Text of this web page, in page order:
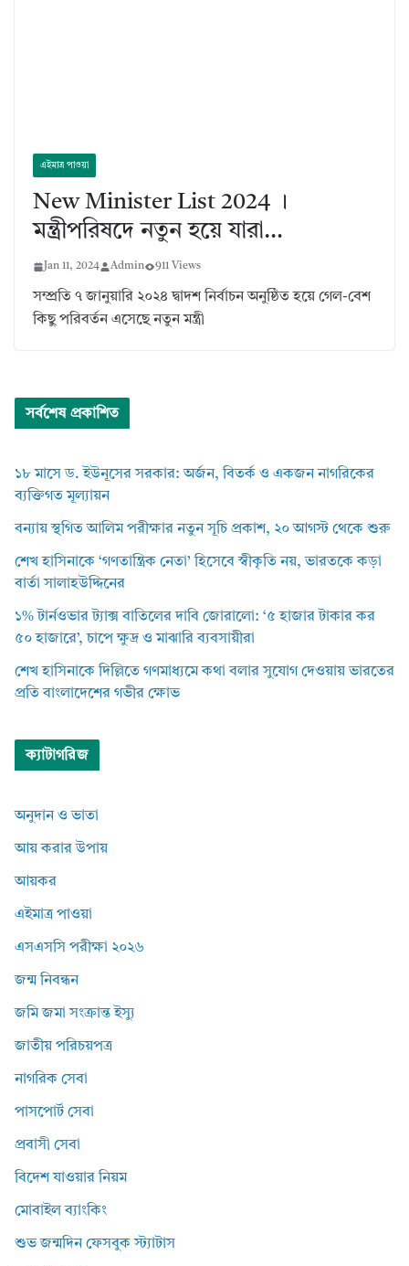
এইমাত্র পাওয়া
New Minister List 2024 ।
মন্ত্রীপরিষদে নতুন হয়ে যারা…
Jan 11, 2024 Admin 911 Views
সম্প্রতি ৭ জানুয়ারি ২০২৪ দ্বাদশ নির্বাচন অনুষ্ঠিত হয়ে গেল-বেশ
কিছু পরিবর্তন এসেছে নতুন মন্ত্রী
সর্বশেষ প্রকাশিত
১৮ মাসে ড. ইউনূসের সরকার: অর্জন, বিতর্ক ও একজন নাগরিকের
ব্যক্তিগত মূল্যায়ন
বন্যায় স্থগিত আলিম পরীক্ষার নতুন সূচি প্রকাশ, ২০ আগস্ট থেকে শুরু
শেখ হাসিনাকে ‘গণতান্ত্রিক নেতা’ হিসেবে স্বীকৃতি নয়, ভারতকে কড়া
বার্তা সালাহউদ্দিনের
১% টার্নওভার ট্যাক্স বাতিলের দাবি জোরালো: ‘৫ হাজার টাকার কর
৫০ হাজারে’, চাপে ক্ষুদ্র ও মাঝারি ব্যবসায়ীরা
শেখ হাসিনাকে দিল্লিতে গণমাধ্যমে কথা বলার সুযোগ দেওয়ায় ভারতের
প্রতি বাংলাদেশের গভীর ক্ষোভ
ক্যাটাগরিজ
অনুদান ও ভাতা
আয় করার উপায়
আয়কর
এইমাত্র পাওয়া
এসএসসি পরীক্ষা ২০২৬
জন্ম নিবন্ধন
জমি জমা সংক্রান্ত ইস্যু
জাতীয় পরিচয়পত্র
নাগরিক সেবা
পাসপোর্ট সেবা
প্রবাসী সেবা
বিদেশ যাওয়ার নিয়ম
মোবাইল ব্যাংকিং
শুভ জন্মদিন ফেসবুক স্ট্যাটাস